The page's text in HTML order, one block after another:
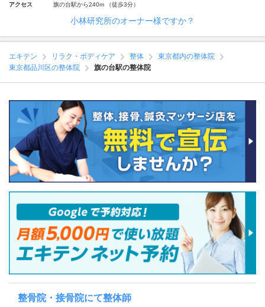
アクセス 旗の台駅から240m （徒歩3分）
小林研究所のオーナー様ですか？
エキテン リラク・ボディケア 整体
東京都内の整体院
東京都品川区の整体院
旗の台駅の整体院
整骨院・接骨院にて整体師